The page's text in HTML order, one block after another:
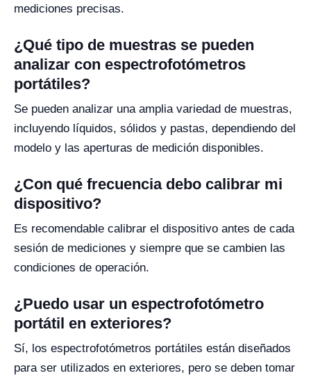
mediciones precisas.
¿Qué tipo de muestras se pueden
analizar con espectrofotómetros
portátiles?
Se pueden analizar una amplia variedad de muestras,
incluyendo líquidos, sólidos y pastas, dependiendo del
modelo y las aperturas de medición disponibles.
¿Con qué frecuencia debo calibrar mi
dispositivo?
Es recomendable calibrar el dispositivo antes de cada
sesión de mediciones y siempre que se cambien las
condiciones de operación.
¿Puedo usar un espectrofotómetro
portátil en exteriores?
Sí, los espectrofotómetros portátiles están diseñados
para ser utilizados en exteriores, pero se deben tomar